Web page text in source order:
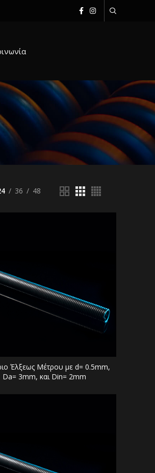
36 48
Έλξεως Μέτρου με d= 0.5mm,
Da= 3mm, και Din= 2mm